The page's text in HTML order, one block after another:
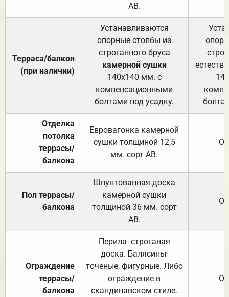
АВ.
Терраса/балкон
(при наличии)
Устанавливаются
опорные столбы из
строганного бруса
камерной сушки
140х140 мм. с
компенсационными
болтами под усадку.
Отделка
потолка
террасы/
балкона
Евровагонка камерной
сушки толщиной 12,5
мм. сорт АВ.
Пол террасы/
балкона
Шпунтованная доска
камерной сушки
толщиной 36 мм. сорт
АВ.
Ограждение
террасы/
балкона
Перила- строганая
доска. Балясины-
точеные, фигурные. Либо
ограждение в
скандинавском стиле.